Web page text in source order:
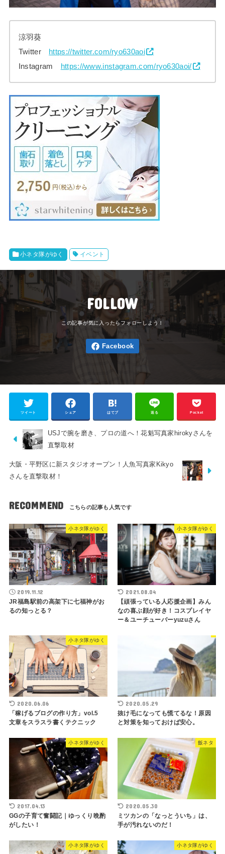
涼羽葵
Twitter https://twitter.com/ryo630aoi
Instagram https://www.instagram.com/ryo630aoi/
小ネタ隊がゆく イベント
FOLLOW
ツイート シェア はてブ 送る Pocket
USJで腕を磨き、プロの道へ！花魁写真家hirokyさんを
直撃取材
大阪・平野区に新スタジオオープン！人魚写真家Kikyo
さんを直撃取材！
RECOMMEND
小ネタ隊がゆく
2019.11.12
JR福島駅前の高架下に七福神がお
るの知っとる？
小ネタ隊がゆく
2021.08.04
【頑張っている人応援企画】みん
なの喜ぶ顔が好き！コスプレイヤ
ー＆ユーチューバーyuzuさん
小ネタ隊がゆく
2020.06.06
「稼げるブログの作り方」vol.5
文章をスラスラ書くテクニック
2020.05.29
抜け毛になっても慌てるな！原因
と対策を知っておけば安心。
小ネタ隊がゆく
2017.04.13
GGの子育て奮闘記｜ゆっくり晩酌
がしたい！
飯ネタ
2020.05.30
ミツカンの「なっとういち」は、
手が汚れないのだ！
小ネタ隊がゆく 小ネタ隊がゆく